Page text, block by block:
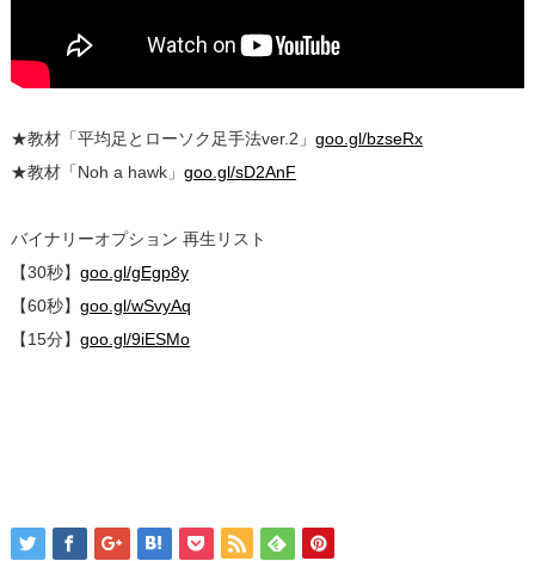
★教材「平均足とローソク足手法ver.2」 goo.gl/bzseRx
★教材「Noh a hawk」 goo.gl/sD2AnF
バイナリーオプション 再生リスト
【30秒】 goo.gl/gEgp8y
【60秒】 goo.gl/wSvyAq
【15分】 goo.gl/9iESMo